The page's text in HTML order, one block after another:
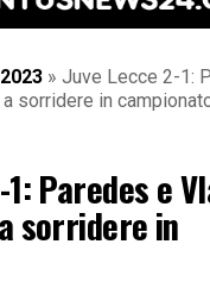
Juventus News 24
2023 » Juve Lecce 2-1:
sorridere in
Paredes e
sorridere in